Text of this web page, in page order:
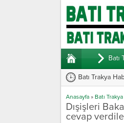
Batı
Batı Trakya
Anasayfa » Batı
Dışişleri
cevap